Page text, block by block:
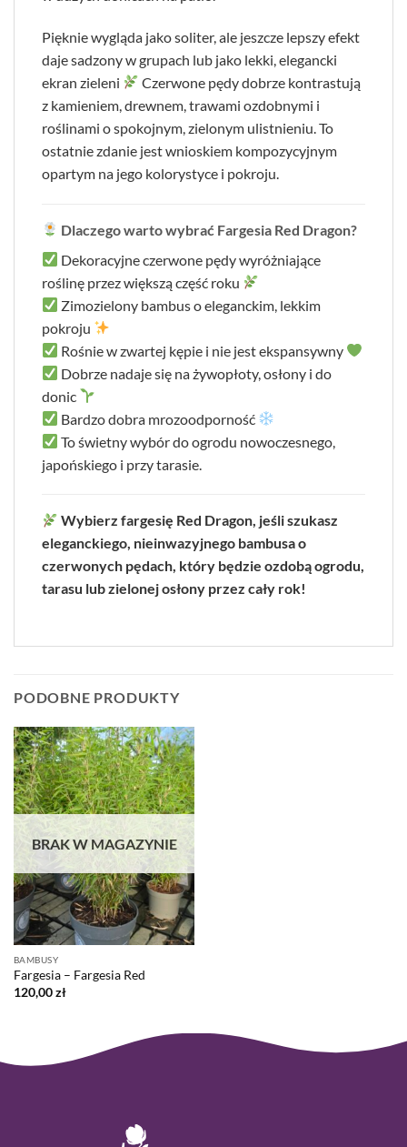
Pięknie wygląda jako soliter, ale jeszcze lepszy efekt
daje sadzony w grupach lub jako lekki, elegancki
ekran zieleni
Czerwone pędy dobrze kontrastują
z kamieniem, drewnem, trawami ozdobnymi i
roślinami o spokojnym, zielonym ulistnieniu. To
ostatnie zdanie jest wnioskiem kompozycyjnym
opartym na jego kolorystyce i pokroju.
Dlaczego warto wybrać Fargesia Red Dragon?
Dekoracyjne czerwone pędy wyróżniające
roślinę przez większą część roku
Zimozielony bambus o eleganckim, lekkim
pokroju
Rośnie w zwartej kępie i nie jest ekspansywny
Dobrze nadaje się na żywopłoty, osłony i do
donic
Bardzo dobra mrozoodporność
To świetny wybór do ogrodu nowoczesnego,
japońskiego i przy tarasie.
Wybierz fargesię Red Dragon, jeśli szukasz
eleganckiego, nieinwazyjnego bambusa o
czerwonych pędach, który będzie ozdobą ogrodu,
tarasu lub zielonej osłony przez cały rok!
PODOBNE PRODUKTY
BRAK W MAGAZYNIE
BAMBUSY
Fargesia – Fargesia Red
120,00zł